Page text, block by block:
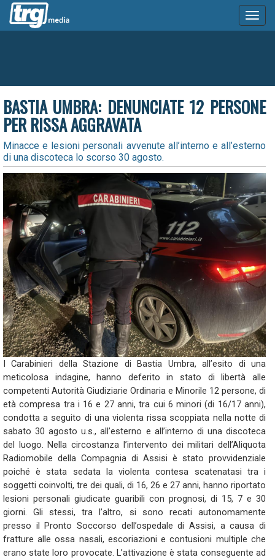
BASTIA UMBRA: DENUNCIATE 12 PERSONE
PER RISSA AGGRAVATA
Minacce e lesioni personali avvenute all’interno e all’esterno
di una discoteca lo scorso 30 agosto.
I Carabinieri della Stazione di Bastia Umbra, all’esito di una
meticolosa indagine, hanno deferito in stato di libertà alle
competenti Autorità Giudiziarie Ordinaria e Minorile 12 persone, di
età compresa tra i 16 e 27 anni, tra cui 6 minori (di 16/17 anni),
condotta a seguito di una violenta rissa scoppiata nella notte di
sabato 30 agosto u.s., all’esterno e all’interno di una discoteca
del luogo. Nella circostanza l’intervento dei militari dell’Aliquota
Radiomobile della Compagnia di Assisi è stato provvidenziale
poiché è stata sedata la violenta contesa scatenatasi tra i
soggetti coinvolti, tre dei quali, di 16, 26 e 27 anni, hanno riportato
lesioni personali giudicate guaribili con prognosi, di 15, 7 e 30
giorni. Gli stessi, tra l’altro, si sono recati autonomamente
presso il Pronto Soccorso dell’ospedale di Assisi, a causa di
fratture alle ossa nasali, escoriazioni e contusioni multiple che
erano state loro provocate. L’attivazione è stata conseguente ad